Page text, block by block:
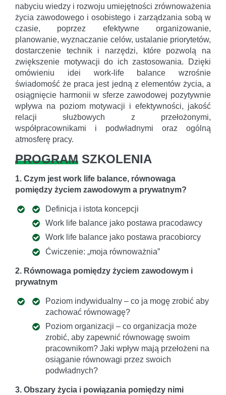
nabyciu wiedzy i rozwoju umiejętności zrównoważenia
życia zawodowego i osobistego i zarządzania sobą w
czasie, poprzez efektywne organizowanie,
planowanie, wyznaczanie celów, ustalanie priorytetów,
dostarczenie technik i narzędzi, które pozwolą na
zwiększenie motywacji do ich zastosowania. Dzięki
omówieniu idei work-life balance wzrośnie
świadomość że praca jest jedną z elementów życia, a
osiągnięcie harmonii w sferze zawodowej pozytywnie
wpływa na poziom motywacji i efektywności, jakość
relacji służbowych z przełożonymi,
współpracownikami i podwładnymi oraz ogólną
atmosferę pracy.
PROGRAM SZKOLENIA
1. Czym jest work life balance, równowaga
pomiędzy życiem zawodowym a prywatnym?
Definicja i istota koncepcji
Work life balance jako postawa pracodawcy
Work life balance jako postawa pracobiorcy
Ćwiczenie: „moja równoważnia”
2. Równowaga pomiędzy życiem zawodowym i
prywatnym
Poziom indywidualny – co ja mogę zrobić aby
zachować równowagę?
Poziom organizacji – co organizacja może
zrobić, aby zapewnić równowagę swoim
pracownikom? Jaki wpływ mają przełożeni na
osiąganie równowagi przez swoich
podwładnych?
3. Obszary życia i powiązania pomiędzy nimi